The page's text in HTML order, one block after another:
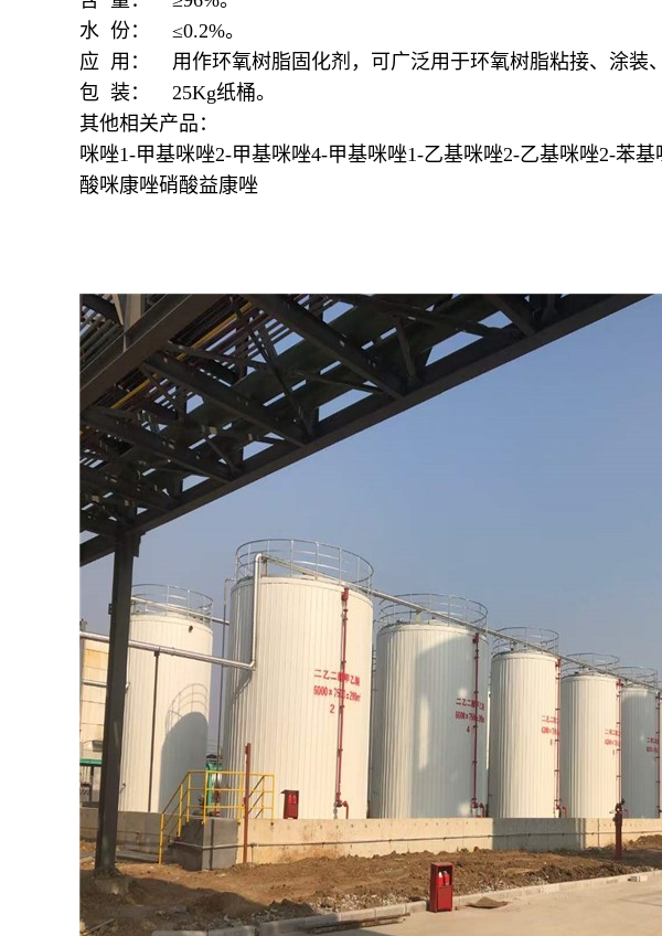
水 份： ≤0.2%。
应 用： 用作环氧树脂固化剂，可广泛用于环氧树脂粘接、涂装
包 装： 25Kg纸桶。
其他相关产品：
咪唑1-甲基咪唑2-甲基咪唑4-甲基咪唑1-乙基咪唑2-乙基咪唑2-苯
酸咪康唑硝酸益康唑